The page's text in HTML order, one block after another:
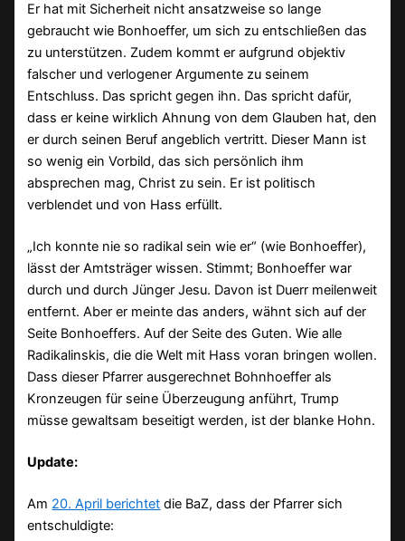
Er hat mit Sicherheit nicht ansatzweise so lange
gebraucht wie Bonhoeffer, um sich zu entschließen das
zu unterstützen. Zudem kommt er aufgrund objektiv
falscher und verlogener Argumente zu seinem
Entschluss. Das spricht gegen ihn. Das spricht dafür,
dass er keine wirklich Ahnung von dem Glauben hat, den
er durch seinen Beruf angeblich vertritt. Dieser Mann ist
so wenig ein Vorbild, das sich persönlich ihm
absprechen mag, Christ zu sein. Er ist politisch
verblendet und von Hass erfüllt.
„Ich konnte nie so radikal sein wie er“ (wie Bonhoeffer),
lässt der Amtsträger wissen. Stimmt; Bonhoeffer war
durch und durch Jünger Jesu. Davon ist Duerr meilenweit
entfernt. Aber er meinte das anders, wähnt sich auf der
Seite Bonhoeffers. Auf der Seite des Guten. Wie alle
Radikalinskis, die die Welt mit Hass voran bringen wollen.
Dass dieser Pfarrer ausgerechnet Bohnhoeffer als
Kronzeugen für seine Überzeugung anführt, Trump
müsse gewaltsam beseitigt werden, ist der blanke Hohn.
Update:
Am 20. April berichtet die BaZ, dass der Pfarrer sich
entschuldigte: